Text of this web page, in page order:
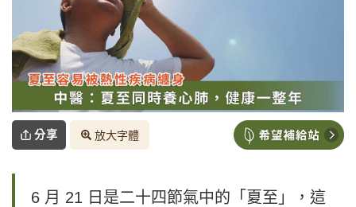
分享 放大字體
6 月 21 日是二十四節氣中的「夏至」，這